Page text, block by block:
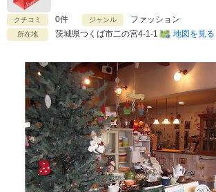
クチコミ 0件 ジャンル ファッション
所在地 茨城県つくば市二の宮4-1-1 地図を見る